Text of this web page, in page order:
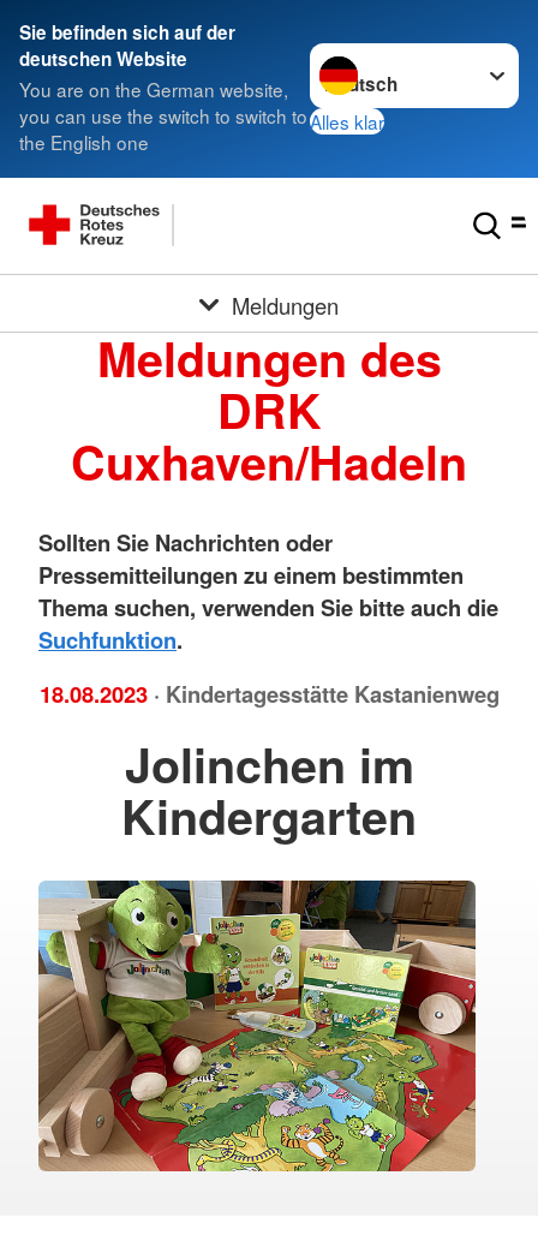
Sie befinden sich auf der
deutschen Website
You are on the German website,
you can use the switch to switch to
the English one
Sprache wechseln zu
Alles klar
Meldungen
Meldungen des
DRK
Cuxhaven/Hadeln
Sollten Sie Nachrichten oder
Pressemitteilungen zu einem bestimmten
Thema suchen, verwenden Sie bitte auch die
Suchfunktion.
18.08.2023 · Kindertagesstätte Kastanienweg
Jolinchen im
Kindergarten